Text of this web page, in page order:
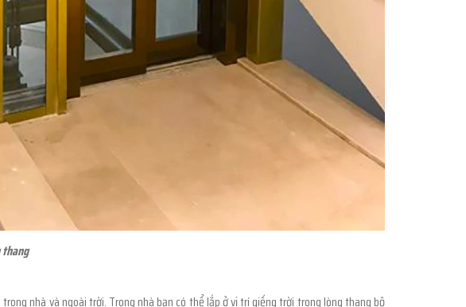
nhà và ngoài trời. Trong nhà bạn có thể lắp ở vị trí giếng trời trong lòng thang bộ